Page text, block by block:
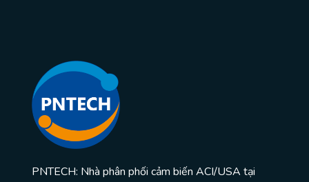
PNTECH: Nhà phân phối cảm biến ACI/USA tại